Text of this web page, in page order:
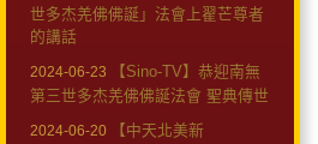
世多杰羌佛佛誕」法會上翟芒尊者
的講話
2024-06-23
【Sino-TV】恭迎南無
第三世多杰羌佛佛誕法會 聖典傳世
2024-06-20
【中天北美新